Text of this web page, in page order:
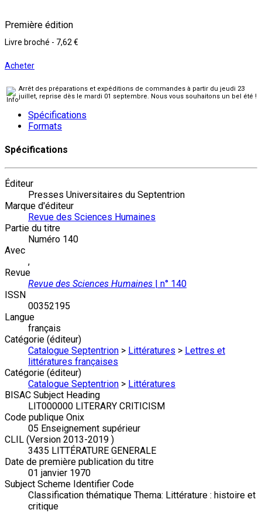
Première édition
Livre broché - 7,62 €
Acheter
Arrêt des préparations et expéditions de commandes à partir du jeudi 23
juillet, reprise dès le mardi 01 septembre. Nous vous souhaitons un bel été !
Spécifications
Formats
Spécifications
Éditeur
Presses Universitaires du Septentrion
Marque d'éditeur
Revue des Sciences Humaines
Partie du titre
Numéro 140
Avec
,
Revue
Revue des Sciences Humaines | n° 140
ISSN
00352195
Langue
français
Catégorie (éditeur)
Catalogue Septentrion > Littératures > Lettres et
littératures françaises
Catégorie (éditeur)
Catalogue Septentrion > Littératures
BISAC Subject Heading
LIT000000 LITERARY CRITICISM
Code publique Onix
05 Enseignement supérieur
CLIL (Version 2013-2019 )
3435 LITTÉRATURE GENERALE
Date de première publication du titre
01 janvier 1970
Subject Scheme Identifier Code
Classification thématique Thema: Littérature : histoire et
critique